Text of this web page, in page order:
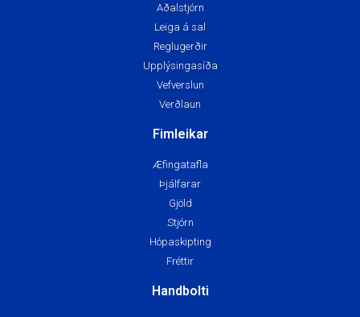
Æfingatafla
Þjálfarar
Yngri flokkar
Stjórn
Gjöld
Fréttir
Knattspyrna
Æfingatafla
Þjálfarar
Yngri flokkar
Stjórn
Gjöld
Fréttir